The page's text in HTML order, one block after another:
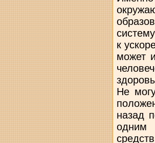
к
может
Не
назад
одним